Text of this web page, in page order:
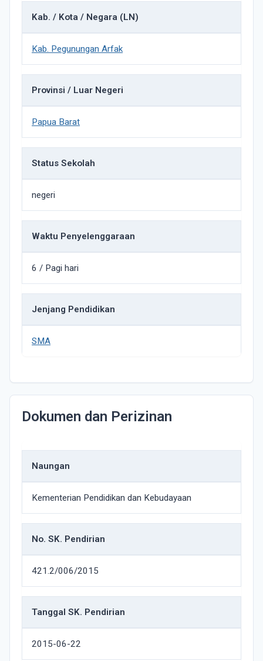
Kab. / Kota / Negara (LN)
Kab. Pegunungan Arfak
Provinsi / Luar Negeri
Papua Barat
Status Sekolah
negeri
Waktu Penyelenggaraan
6 / Pagi hari
Jenjang Pendidikan
SMA
Dokumen dan Perizinan
Naungan
Kementerian Pendidikan dan Kebudayaan
No. SK. Pendirian
421.2/006/2015
Tanggal SK. Pendirian
2015-06-22